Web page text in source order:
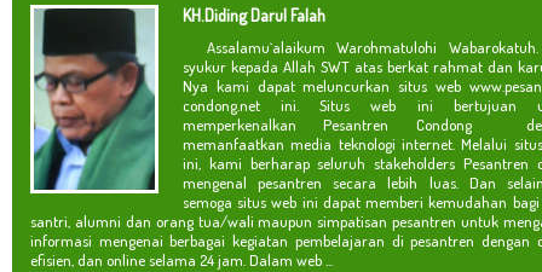
KH.Diding Darul Falah
Assalamu`alaikum Warohmatulohi
syukur kepada Allah SWT atas berkat rahmat dan
Nya kami dapat meluncurkan situs web
condong.net ini. Situs web ini bertujuan
memperkenalkan Pesantren Condong
memanfaatkan media teknologi internet. Melalui
ini, kami berharap seluruh stakeholders Pesantren
mengenal pesantren secara lebih luas. Dan
semoga situs web ini dapat memberi kemudahan
santri, alumni dan orang tua/wali maupun simpatisan pesantren untuk
informasi mengenai berbagai kegiatan pembelajaran di pesantren dengan
efisien, dan online selama 24 jam. Dalam web ...